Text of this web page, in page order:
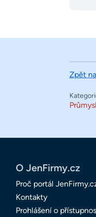
Zpět
O JenFirmy.cz
Proč portál
Kontakty
Prohlášení o